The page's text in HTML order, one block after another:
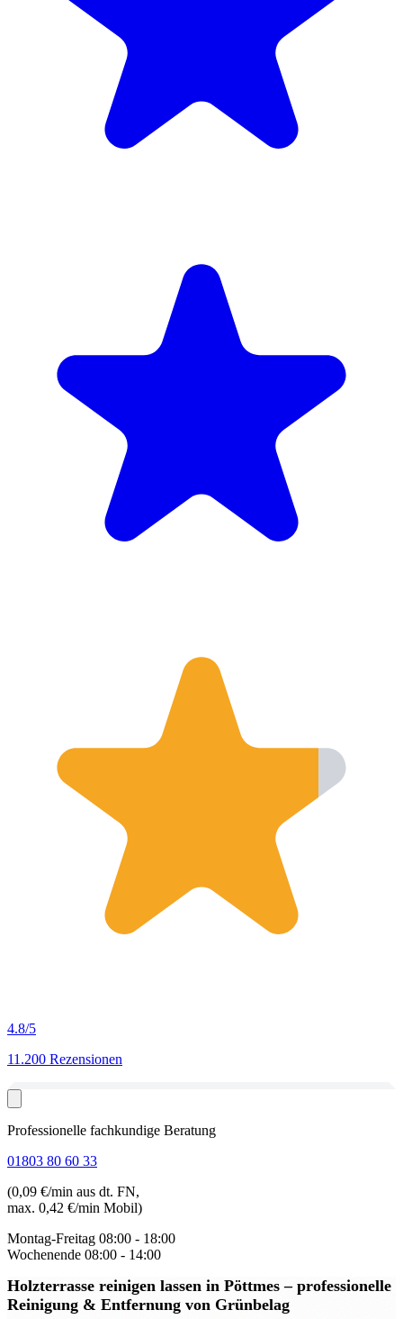
4.8/5
11.200 Rezensionen
Professionelle fachkundige Beratung
01803 80 60 33
(0,09 €/min aus dt. FN,
max. 0,42 €/min Mobil)
Montag-Freitag 08:00 - 18:00
Wochenende 08:00 - 14:00
Holzterrasse reinigen lassen in Pöttmes– professionelle
Reinigung & Entfernung von Grünbelag